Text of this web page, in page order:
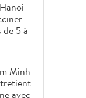
de 5 à
Minh
avec